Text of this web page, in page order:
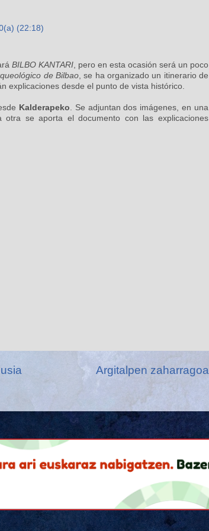
(22:18)
BILBO KANTARI, pero en esta ocasión será un poco
de Bilbao, se ha organizado un itinerario de
explicaciones desde el punto de vista histórico.
Kalderapeko. Se adjuntan dos imágenes, en una
se aporta el documento con las explicaciones
Argitalpen zaharragoa